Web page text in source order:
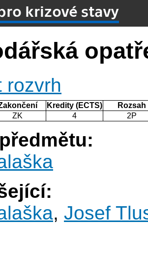
krizové stavy
rozvrh
Kredity (ECTS)
Rozsah
ZK 4 2P
, Josef